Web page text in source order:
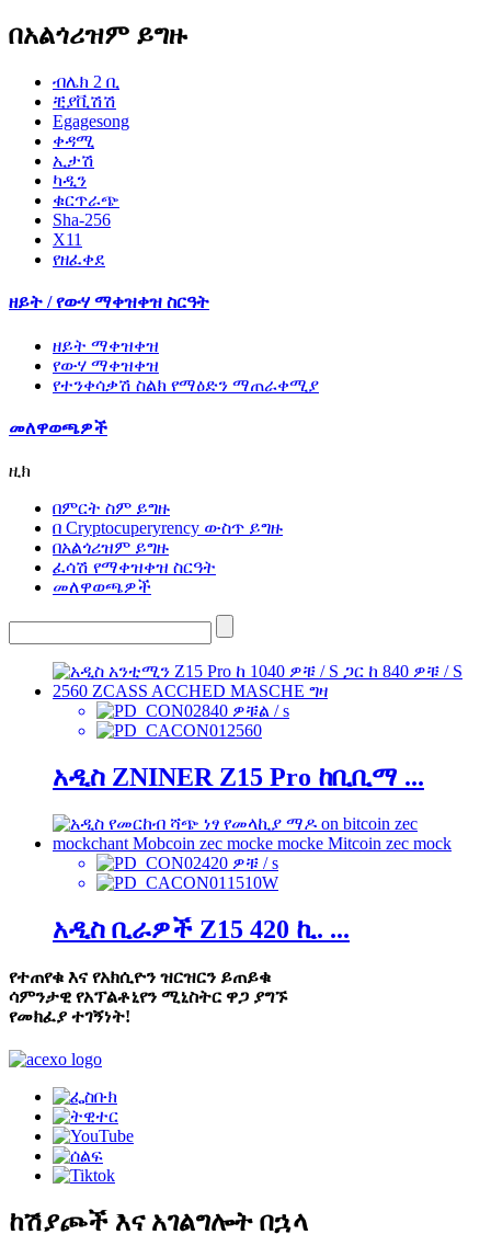
በአልጎሪዝም ይግዙ
ብሌክ 2 ቢ
ቺያቪሽሽ
Egagesong
ቀዳሚ
ኢታሽ
ካዲን
ቁርጥራጭ
Sha-256
X11
የዘፈቀደ
ዘይት / የውሃ ማቀዝቀዝ ስርዓት
ዘይት ማቀዝቀዝ
የውሃ ማቀዝቀዝ
የተንቀሳቃሽ ስልክ የማዕድን ማጠራቀሚያ
መለዋወጫዎች
ዚክ
በምርት ስም ይግዙ
በ Cryptocuperyrency ውስጥ ይግዙ
በአልጎሪዝም ይግዙ
ፈሳሽ የማቀዝቀዝ ስርዓት
መለዋወጫዎች
840 ዎቹል / s
2560
አዲስ ZNINER Z15 Pro ከቢቢማ ...
420 ዎቹ / s
1510W
አዲስ ቢራዎች Z15 420 ኪ. ...
የተጠየቁ እና የአክሲዮን ዝርዝርን ይጠይቁ
ሳምንታዊ የአፕልቶኒየን ሚኒስትር ዋጋ ያግኙ
የመክፈያ ተገኝነት!
ከሽያጮች እና አገልግሎት በኋላ